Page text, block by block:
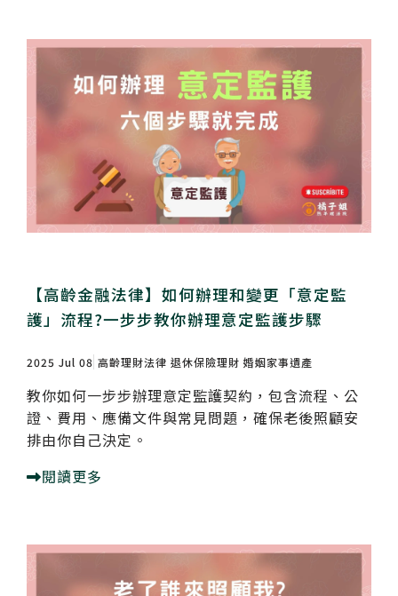
【高齡金融法律】如何辦理和變更「意定監
護」流程?一步步教你辦理意定監護步驟
2025 Jul 08 高齡理財法律 退休保險理財 婚姻家事遺產
教你如何一步步辦理意定監護契約，包含流程、公
證、費用、應備文件與常見問題，確保老後照顧安
排由你自己決定。
閱讀更多